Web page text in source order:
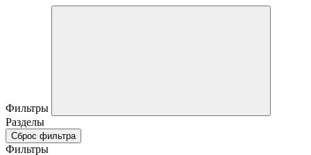
Фильтры
Разделы
Сброс фильтра
Фильтры